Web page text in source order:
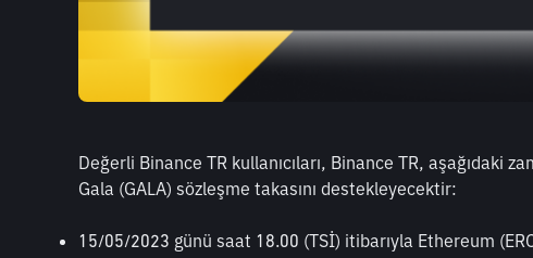
Değerli Binance TR kullanıcıları, Binance TR, aşağıdaki
Gala (GALA) sözleşme takasını destekleyecektir:
15/05/2023 günü saat 18.00 (TSİ) itibarıyla Ethereum